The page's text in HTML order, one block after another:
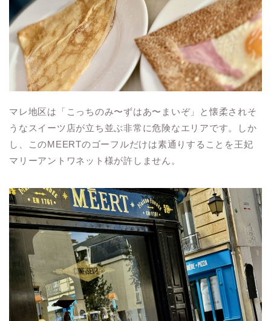
マレ地区は「こっちのみ〜ずはあ〜まいぞ」と懐柔されそ
うなスイーツ店が立ち並ぶ非常に危険なエリアです。しか
し、このMEERTのゴーフルだけは素通りすることを王妃
マリーアントワネット様が許しません。